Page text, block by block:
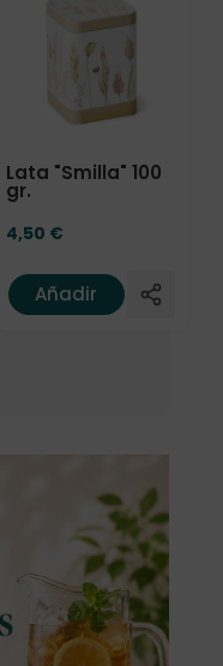
Lata "Smilla" 100
gr.
4,50 €
Añadir